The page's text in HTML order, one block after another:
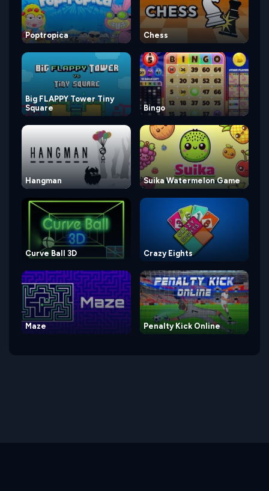
Poptropica Chess
Big FLAPPY Tower Tiny
Square
Bingo
Hangman Suika Watermelon Game
Curve Ball 3D Crazy Eights
Maze Penalty Kick Online